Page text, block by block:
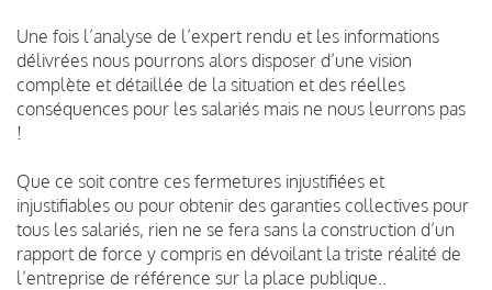
Une fois l’analyse de l’expert rendu et les informations
délivrées nous pourrons alors disposer d’une vision
complète et détaillée de la situation et des réelles
conséquences pour les salariés mais ne nous leurrons pas
!
Que ce soit contre ces fermetures injustifiées et
injustifiables ou pour obtenir des garanties collectives pour
tous les salariés, rien ne se fera sans la construction d’un
rapport de force y compris en dévoilant la triste réalité de
l’entreprise de référence sur la place publique..